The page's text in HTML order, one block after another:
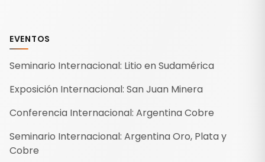
EVENTOS
Seminario Internacional: Litio en Sudamérica
Exposición Internacional: San Juan Minera
Conferencia Internacional: Argentina Cobre
Seminario Internacional: Argentina Oro, Plata y
Cobre